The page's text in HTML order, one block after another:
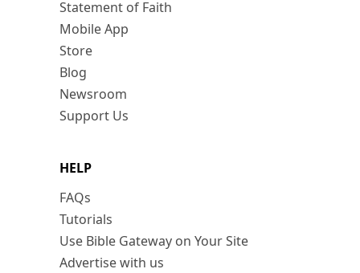
Statement of Faith
Mobile App
Store
Blog
Newsroom
Support Us
HELP
FAQs
Tutorials
Use Bible Gateway on Your Site
Advertise with us